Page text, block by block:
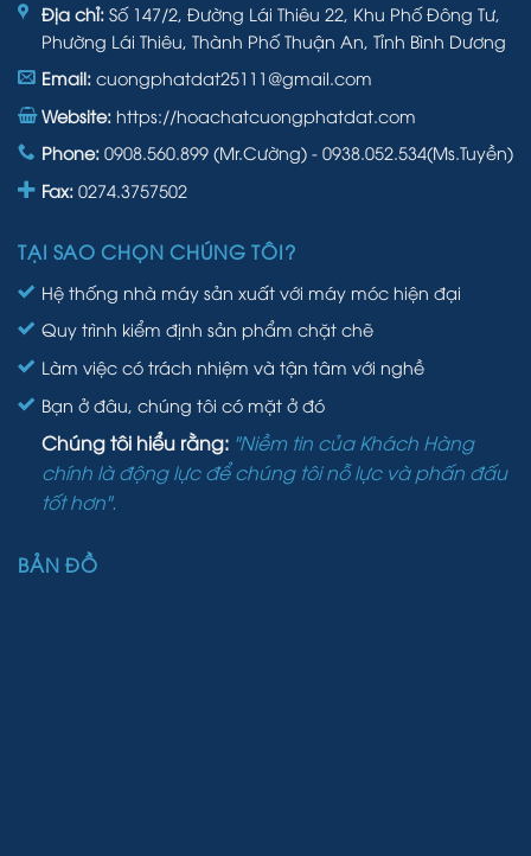
Địa chỉ: Số 147/2, Đường Lái Thiêu 22, Khu Phố Đông Tư,
Phường Lái Thiêu, Thành Phố Thuận An, Tỉnh Bình Dương
Email: cuongphatdat25111@gmail.com
Website: https://hoachatcuongphatdat.com
Phone: 0908.560.899 (Mr.Cường) - 0938.052.534(Ms.Tuyền)
Fax: 0274.3757502
TẠI SAO CHỌN CHÚNG TÔI?
Hệ thống nhà máy sản xuất với máy móc hiện đại
Quy trình kiểm định sản phẩm chặt chẽ
Làm việc có trách nhiệm và tận tâm với nghề
Bạn ở đâu, chúng tôi có mặt ở đó
Chúng tôi hiểu rằng: "Niềm tin của Khách Hàng
chính là động lực để chúng tôi nỗ lực và phấn đấu
tốt hơn".
BẢN ĐỒ